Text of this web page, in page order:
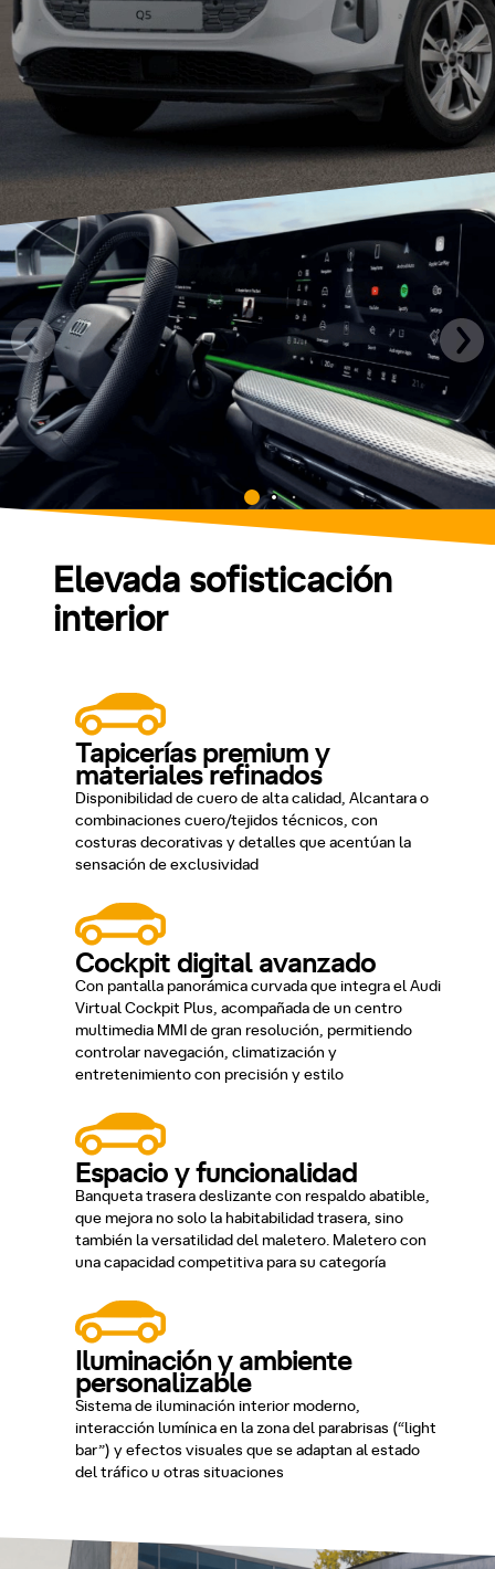
Elevada sofisticación
interior
Tapicerías premium y
materiales refinados
Disponibilidad de cuero de alta calidad, Alcantara o
combinaciones cuero/tejidos técnicos, con
costuras decorativas y detalles que acentúan la
sensación de exclusividad
Cockpit digital avanzado
Con pantalla panorámica curvada que integra el Audi
Virtual Cockpit Plus, acompañada de un centro
multimedia MMI de gran resolución, permitiendo
controlar navegación, climatización y
entretenimiento con precisión y estilo
Espacio y funcionalidad
Banqueta trasera deslizante con respaldo abatible,
que mejora no solo la habitabilidad trasera, sino
también la versatilidad del maletero. Maletero con
una capacidad competitiva para su categoría
Iluminación y ambiente
personalizable
Sistema de iluminación interior moderno,
interacción lumínica en la zona del parabrisas (“light
bar”) y efectos visuales que se adaptan al estado
del tráfico u otras situaciones